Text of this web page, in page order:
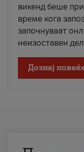
викенд беше
време кога
започнуваат
неизоставен
Дознај